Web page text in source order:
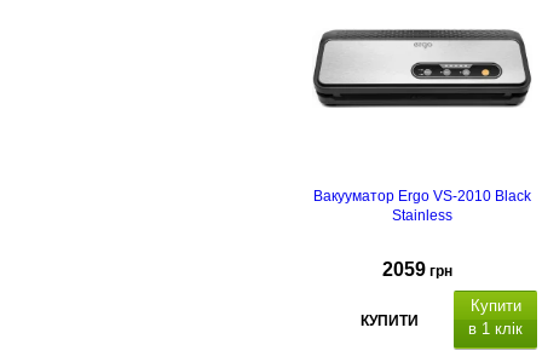
Вакууматор Ergo VS-2010 Black
Stainless
2059 грн
КУПИТИ
Купити
в 1 клік